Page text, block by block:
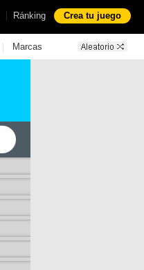
| Ránking Crea tu juego
| Marcas